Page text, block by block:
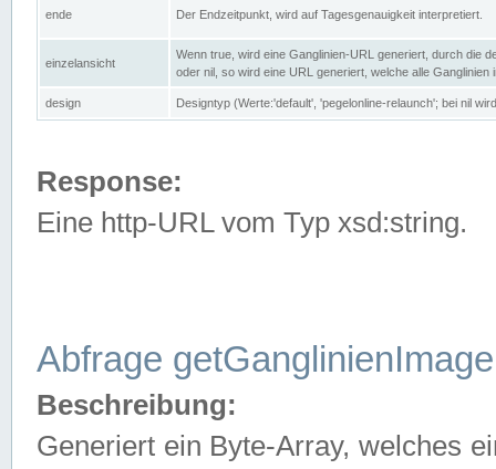
ende Der Endzeitpunkt, wird auf Tagesgenauigkeit interpretiert.
einzelansicht
Wenn true, wird eine Ganglinien-URL generiert, durch die
oder nil, so wird eine URL generiert, welche alle Ganglinien
design Designtyp (Werte:'default', 'pegelonline-relaunch'; bei nil
Response:
Eine http-URL vom Typ xsd:string.
Abfrage getGanglinienImage
Beschreibung:
Generiert ein Byte-Array, welches